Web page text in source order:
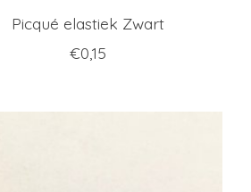
Picqué elastiek Zwart
€0,15